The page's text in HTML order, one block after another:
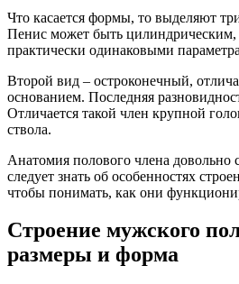
Что касается формы, то выделяют
Пенис может быть
практически одинаковыми
Второй вид – остроконечный,
основанием. Последняя
Отличается такой член крупной
ствола.
Анатомия полового члена
следует знать об особенностях
чтобы понимать, как они
Строение мужского
размеры и форма